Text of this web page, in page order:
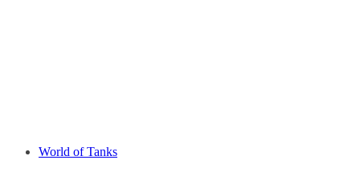
World of Tanks